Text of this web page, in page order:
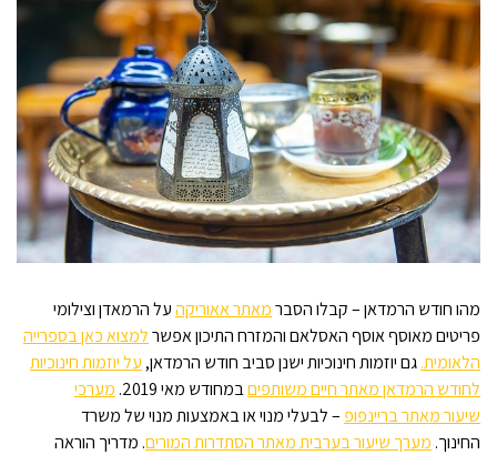
מהו חודש הרמדאן – קבלו הסברמאתר אאוריקהעל הרמאדן וצילומי
פריטים מאוסף אוסף האסלאם והמזרח התיכון אפשרלמצוא כאן בספרייה
הלאומית.גם יוזמות חינוכיות ישנן סביב חודש הרמדאן, על יוזמות חינוכיות
לחודש הרמדאן מאתר חיים משותפיםבמחודש מאי 2019.
מערכי
שיעור מאתר בריינפופ – לבעלי מנוי או באמצעות מנוי של משרד
החינוך. מערך שיעור בערבית מאתר הסתדרות המורים. מדריך הוראה